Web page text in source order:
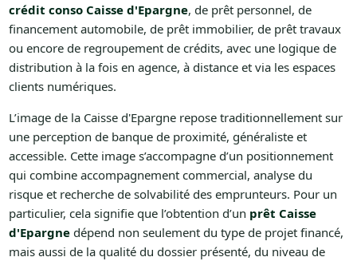
crédit conso Caisse d'Epargne, de prêt personnel, de
financement automobile, de prêt immobilier, de prêt travaux
ou encore de regroupement de crédits, avec une logique de
distribution à la fois en agence, à distance et via les espaces
clients numériques.
L’image de la Caisse d'Epargne repose traditionnellement sur
une perception de banque de proximité, généraliste et
accessible. Cette image s’accompagne d’un positionnement
qui combine accompagnement commercial, analyse du
risque et recherche de solvabilité des emprunteurs. Pour un
particulier, cela signifie que l’obtention d’un prêt Caisse
d'Epargnedépend non seulement du type de projet financé,
mais aussi de la qualité du dossier présenté, du niveau de